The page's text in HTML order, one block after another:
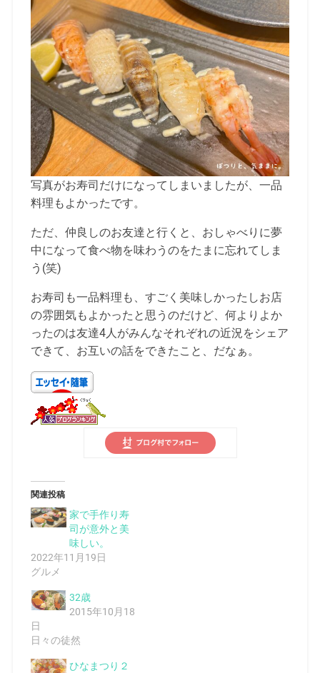
写真がお寿司だけになってしまいましたが、一品
料理もよかったです。
ただ、仲良しのお友達と行くと、おしゃべりに夢
中になって食べ物を味わうのをたまに忘れてしま
う(笑)
お寿司も一品料理も、すごく美味しかったしお店
の雰囲気もよかったと思うのだけど、何よりよか
ったのは友達4人がみんなそれぞれの近況をシェア
できて、お互いの話をできたこと、だなぁ。
関連投稿
家で手作り寿
司が意外と美
味しい。
2022年11月19日
グルメ
32歳
2015年10月18
日
日々の徒然
ひなまつり２